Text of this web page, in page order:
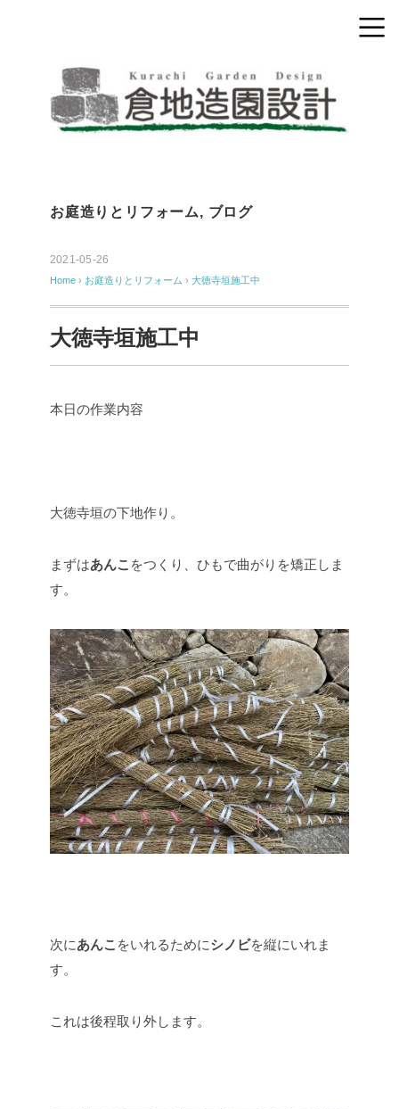
お庭造りとリフォーム, ブログ
2021-05-26
Home › お庭造りとリフォーム › 大徳寺垣施工中
大徳寺垣施工中
本日の作業内容
大徳寺垣の下地作り。
まずはあんこ をつくり、ひもで曲がりを矯正しま
す。
次にあんこ をいれるためにシノビを縦にいれま
す。
これは後程取り外します。